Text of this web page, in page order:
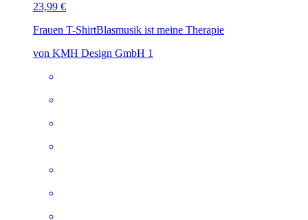
23,99 €
Frauen T-ShirtBlasmusik ist meine Therapie
von KMH Design GmbH 1